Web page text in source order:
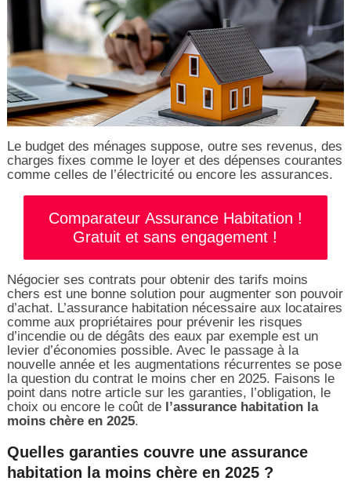
Le budget des ménages suppose, outre ses revenus, des
charges fixes comme le loyer et des dépenses courantes
comme celles de l’électricité ou encore les assurances.
Comparateur Assurance Habitation !
Gratuit et sans engagement !
Négocier ses contrats pour obtenir des tarifs moins
chers est une bonne solution pour augmenter son pouvoir
d’achat. L’assurance habitation nécessaire aux locataires
comme aux propriétaires pour prévenir les risques
d’incendie ou de dégâts des eaux par exemple est un
levier d’économies possible. Avec le passage à la
nouvelle année et les augmentations récurrentes se pose
la question du contrat le moins cher en 2025. Faisons le
point dans notre article sur les garanties, l’obligation, le
choix ou encore le coût del’assurance habitation la
moins chère en 2025.
Quelles garanties couvre une assurance
habitation la moins chère en 2025 ?